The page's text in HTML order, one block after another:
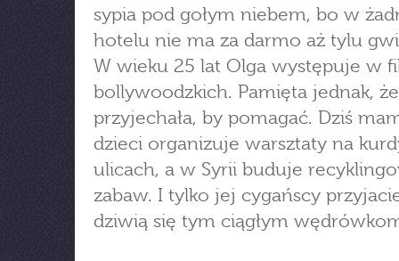
sypia pod gołym niebem, bo w
hotelu nie ma za darmo aż tylu
W wieku 25 lat Olga występuje w
bollywoodzkich. Pamięta jednak,
przyjechała, by pomagać. Dziś
dzieci organizuje warsztaty na
ulicach, a w Syrii buduje
zabaw. I tylko jej cygańscy
dziwią się tym ciągłym